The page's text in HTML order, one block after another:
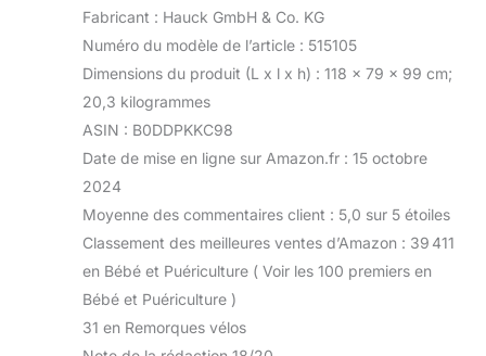
Fabricant : Hauck GmbH & Co. KG
Numéro du modèle de l’article : 515105
Dimensions du produit (L x l x h) : 118 x 79 x 99 cm;
20,3 kilogrammes
ASIN : B0DDPKKC98
Date de mise en ligne sur Amazon.fr : 15 octobre
2024
Moyenne des commentaires client : 5,0 sur 5 étoiles
Classement des meilleures ventes d’Amazon : 39 411
en Bébé et Puériculture ( Voir les 100 premiers en
Bébé et Puériculture )
31 en Remorques vélos